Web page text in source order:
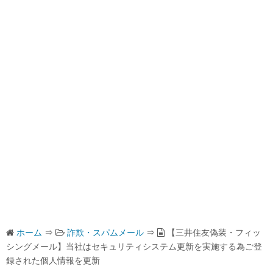
ホーム ⇒ 詐欺・スパムメール ⇒
【三井住友偽装・フィッ
シングメール】当社はセキュリティシステム更新を実施する為ご登
録された個人情報を更新